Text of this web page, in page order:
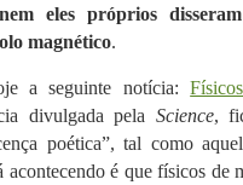
nem eles próprios
magnético.
a seguinte notícia:
divulgada pela Science,
poética”, tal como
acontecendo é que físicos de